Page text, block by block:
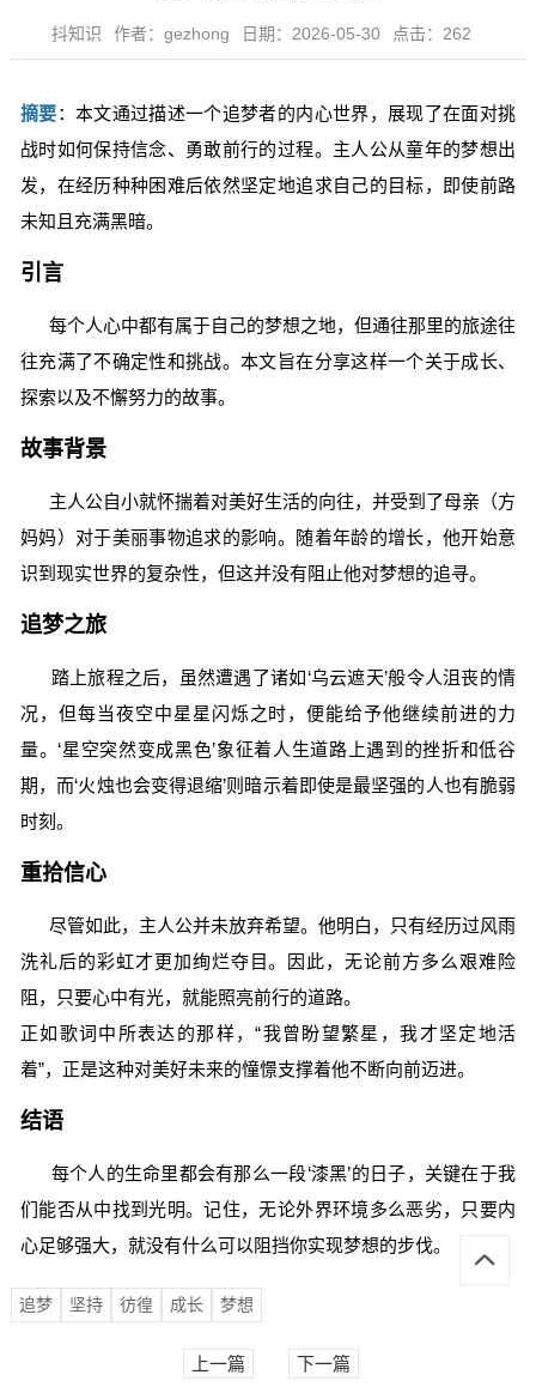
抖知识 作者：gezhong 日期：2026-05-30 点击：262
摘要：本文通过描述一个追梦者的内心世界，展现了在面对挑
战时如何保持信念、勇敢前行的过程。主人公从童年的梦想出
发，在经历种种困难后依然坚定地追求自己的目标，即使前路
未知且充满黑暗。
引言
每个人心中都有属于自己的梦想之地，但通往那里的旅途往
往充满了不确定性和挑战。本文旨在分享这样一个关于成长、
探索以及不懈努力的故事。
故事背景
主人公自小就怀揣着对美好生活的向往，并受到了母亲（方
妈妈）对于美丽事物追求的影响。随着年龄的增长，他开始意
识到现实世界的复杂性，但这并没有阻止他对梦想的追寻。
追梦之旅
踏上旅程之后，虽然遭遇了诸如‘乌云遮天’般令人沮丧的情
况，但每当夜空中星星闪烁之时，便能给予他继续前进的力
量。‘星空突然变成黑色’象征着人生道路上遇到的挫折和低谷
期，而‘火烛也会变得退缩’则暗示着即使是最坚强的人也有脆弱
时刻。
重拾信心
尽管如此，主人公并未放弃希望。他明白，只有经历过风雨
洗礼后的彩虹才更加绚烂夺目。因此，无论前方多么艰难险
阻，只要心中有光，就能照亮前行的道路。
正如歌词中所表达的那样，“我曾盼望繁星，我才坚定地活
着”，正是这种对美好未来的憧憬支撑着他不断向前迈进。
结语
每个人的生命里都会有那么一段‘漆黑’的日子，关键在于我
们能否从中找到光明。记住，无论外界环境多么恶劣，只要内
心足够强大，就没有什么可以阻挡你实现梦想的步伐。
追梦 坚持 彷徨 成长 梦想
上一篇 下一篇